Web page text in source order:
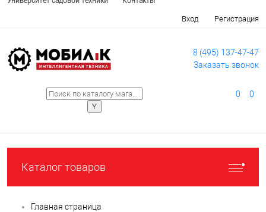
Вход Регистрация
8 (495) 137-47-47
Заказать звонок
0 0
Каталог товаров
Главная страница